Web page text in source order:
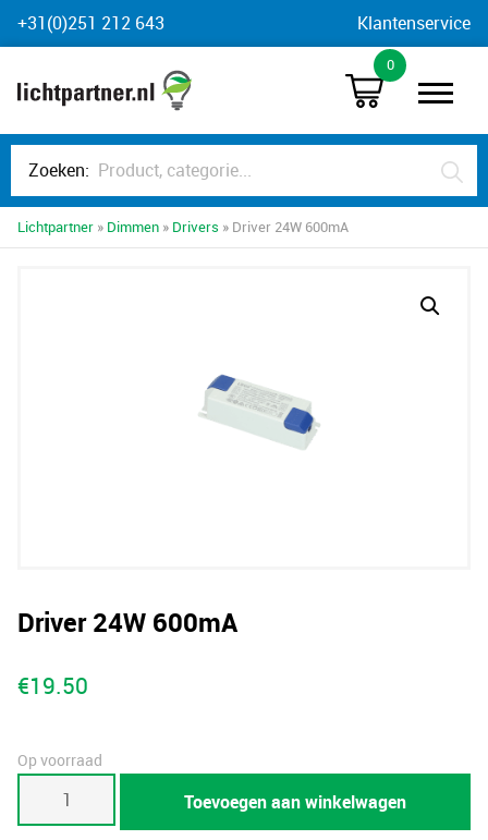
Skip
to
+31(0)251 212 643 Klantenservice
0
Zoeken:
Lichtpartner » Dimmen » Drivers » Driver 24W 600mA
Driver 24W 600mA
€19.50
Op voorraad
Toevoegen aan winkelwagen